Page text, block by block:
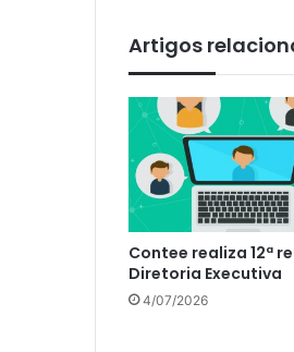
Artigos
Contee realiza 12ª
Diretoria Executiva
4/07/2026